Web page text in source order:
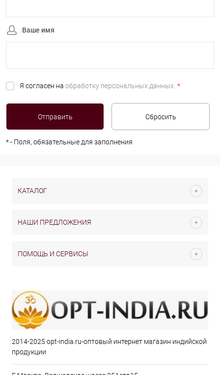
Ваше имя
Я согласен на обработку персональных данных. *
*- Поля, обязательные для заполнения
КАТАЛОГ
НАШИ ПРЕДЛОЖЕНИЯ
ПОМОЩЬ И СЕРВИСЫ
2014-2025 opt-india.ru-оптовый интернет магазин индийской
продукции